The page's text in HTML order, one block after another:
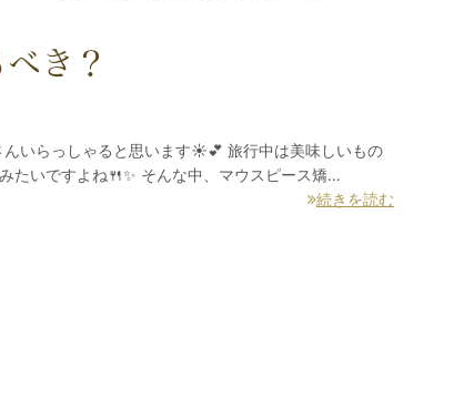
き？
いらっしゃると思います☀💕 旅行中は美味しいもの
たいですよね🍴✨ そんな中、マウスピース矯…
続きを読む